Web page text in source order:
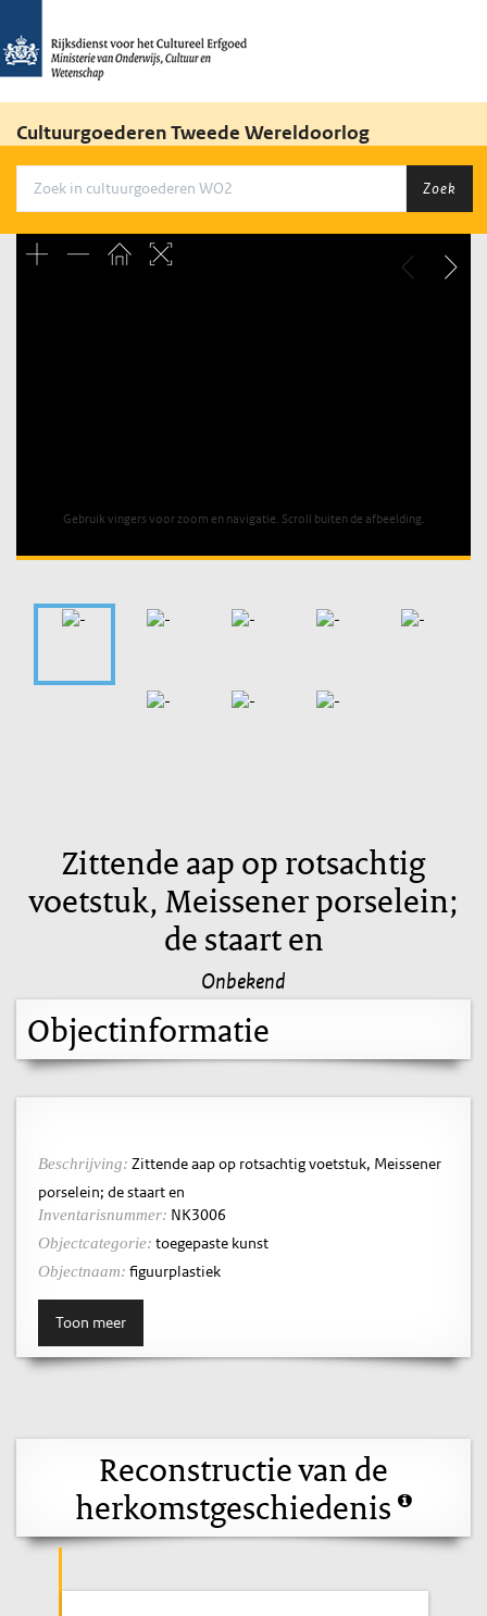
Cultuurgoederen Tweede Wereldoorlog
Zoek
Gebruik vingers voor zoom en navigatie. Scroll buiten de afbeelding.
Zittende aap op rotsachtig
voetstuk, Meissener porselein;
de staart en
Onbekend
Objectinformatie
Beschrijving: Zittende aap op rotsachtig voetstuk, Meissener
porselein; de staart en
Inventarisnummer: NK3006
Objectcategorie: toegepaste kunst
Objectnaam: figuurplastiek
Toon meer
Reconstructie van de
herkomstgeschiedenis